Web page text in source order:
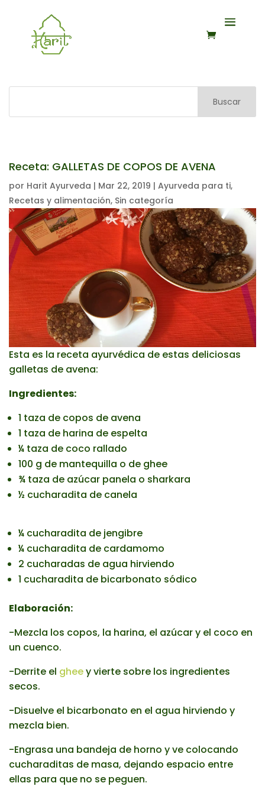
Buscar
Receta: GALLETAS DE COPOS DE AVENA
por Harit Ayurveda | Mar 22, 2019 | Ayurveda para ti,
Recetas y alimentación, Sin categoría
Esta es la receta ayurvédica de estas deliciosas
galletas de avena:
Ingredientes:
1 taza de copos de avena
1 taza de harina de espelta
¼ taza de coco rallado
100 g de mantequilla o de ghee
¾ taza de azúcar panela o sharkara
½ cucharadita de canela
¼ cucharadita de jengibre
¼ cucharadita de cardamomo
2 cucharadas de agua hirviendo
1 cucharadita de bicarbonato sódico
Elaboración:
-Mezcla los copos, la harina, el azúcar y el coco en
un cuenco.
-Derrite el gheey vierte sobre los ingredientes
secos.
-Disuelve el bicarbonato en el agua hirviendo y
mezcla bien.
-Engrasa una bandeja de horno y ve colocando
cucharaditas de masa, dejando espacio entre
ellas para que no se peguen.